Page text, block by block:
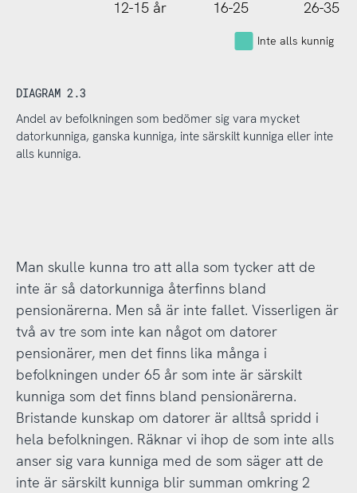
12-15 år 16-25 26-35
Inte alls kunnig
DIAGRAM 2.3
Andel av befolkningen som bedömer sig vara mycket
datorkunniga, ganska kunniga, inte särskilt kunniga eller inte
alls kunniga.
Man skulle kunna tro att alla som tycker att de
inte är så datorkunniga återfinns bland
pensionärerna. Men så är inte fallet. Visserligen är
två av tre som inte kan något om datorer
pensionärer, men det finns lika många i
befolkningen under 65 år som inte är särskilt
kunniga som det finns bland pensionärerna.
Bristande kunskap om datorer är alltså spridd i
hela befolkningen. Räknar vi ihop de som inte alls
anser sig vara kunniga med de som säger att de
inte är särskilt kunniga blir summan omkring 2